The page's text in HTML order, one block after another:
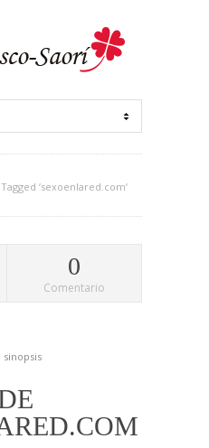
Tagged ‘sexoenlared.com‘
0
Comentario
sinopsis